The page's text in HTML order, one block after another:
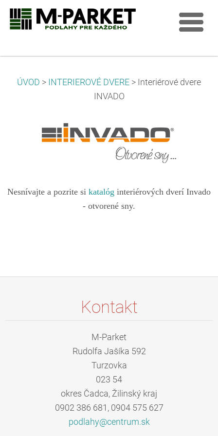
ÚVOD > INTERIEROVÉ DVERE > Interiérové dvere
INVADO
Nesnívajte a pozrite si katalóg interiérových dverí Invado
- otvorené sny.
Kontakt
M-Parket
Rudolfa Jašíka 592
Turzovka
023 54
okres Čadca, Žilinský kraj
0902 386 681, 0904 575 627
podlahy@centrum.sk